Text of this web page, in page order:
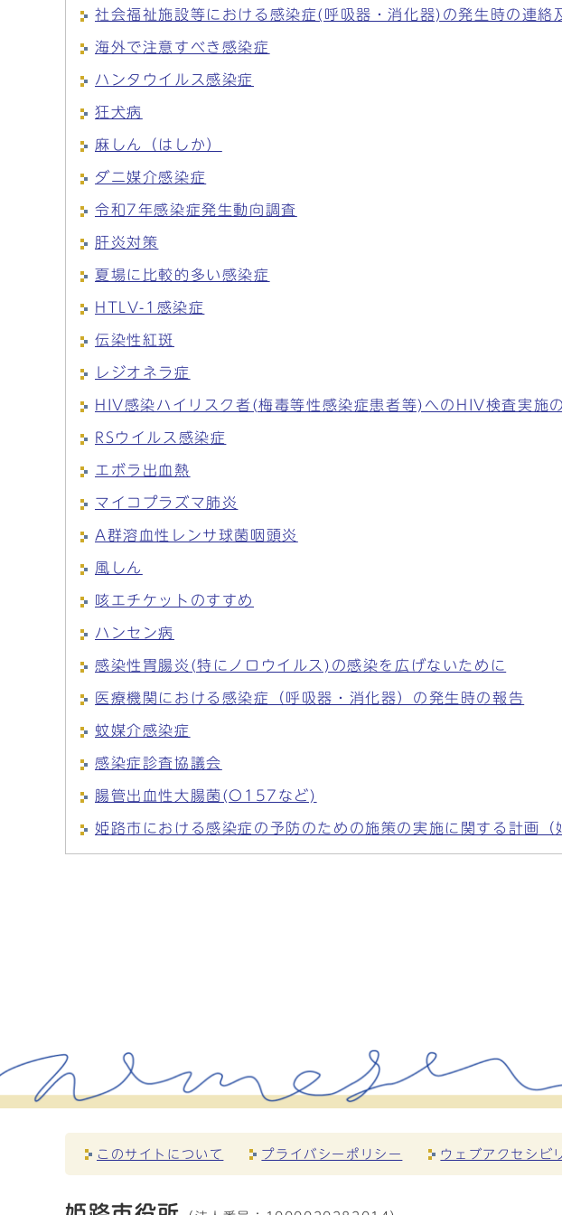
社会福祉施設等における感染症(呼吸器・消化器)の発生時の連絡
海外で注意すべき感染症
ハンタウイルス感染症
狂犬病
麻しん（はしか）
ダニ媒介感染症
令和7年感染症発生動向調査
肝炎対策
夏場に比較的多い感染症
HTLV-1感染症
伝染性紅斑
レジオネラ症
HIV感染ハイリスク者(梅毒等性感染症患者等)へのHIV検査実施
RSウイルス感染症
エボラ出血熱
マイコプラズマ肺炎
A群溶血性レンサ球菌咽頭炎
風しん
咳エチケットのすすめ
ハンセン病
感染性胃腸炎(特にノロウイルス)の感染を広げないために
医療機関における感染症（呼吸器・消化器）の発生時の報告
蚊媒介感染症
感染症診査協議会
腸管出血性大腸菌(O157など)
姫路市における感染症の予防のための施策の実施に関する計画（
このサイトについて プライバシーポリシー ウェブアクセシビ